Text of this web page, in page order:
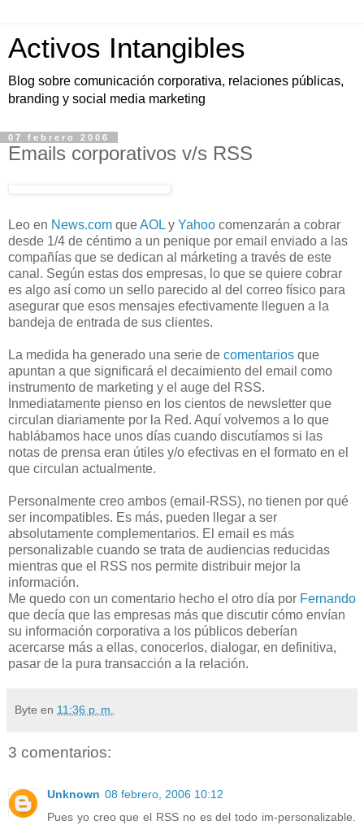
Activos Intangibles
Blog sobre comunicación corporativa, relaciones públicas,
branding y social media marketing
07 febrero 2006
Emails corporativos v/s RSS
Leo en News.com queAOL y Yahoo comenzarán a cobrar
desde 1/4 de céntimo a un penique por email enviado a las
compañías que se dedican al márketing a través de este
canal. Según estas dos empresas, lo que se quiere cobrar
es algo así como un sello parecido al del correo físico para
asegurar que esos mensajes efectivamente lleguen a la
bandeja de entrada de sus clientes.
La medida ha generado una serie de comentarios que
apuntan a que significará el decaimiento del email como
instrumento de marketing y el auge del RSS.
Inmediatamente pienso en los cientos de newsletter que
circulan diariamente por la Red. Aquí volvemos a lo que
hablábamos hace unos días cuando discutíamos si las
notas de prensa eran útiles y/o efectivas en el formato en el
que circulan actualmente.
Personalmente creo ambos (email-RSS), no tienen por qué
ser incompatibles. Es más, pueden llegar a ser
absolutamente complementarios. El email es más
personalizable cuando se trata de audiencias reducidas
mientras que el RSS nos permite distribuir mejor la
información.
Me quedo con un comentario hecho el otro día por Fernando
que decía que las empresas más que discutir cómo envían
su información corporativa a los públicos deberían
acercarse más a ellas, conocerlos, dialogar, en definitiva,
pasar de la pura transacción a la relación.
Byte en 11:36 p. m.
3 comentarios:
Unknown 08 febrero, 2006 10:12
Pues yo creo que el RSS no es del todo im-personalizable.